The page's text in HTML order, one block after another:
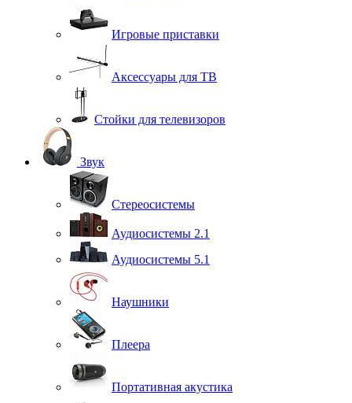
Игровые приставки
Аксессуары для ТВ
Стойки для телевизоров
Звук
Стереосистемы
Аудиосистемы 2.1
Аудиосистемы 5.1
Наушники
Плеера
Портативная акустика